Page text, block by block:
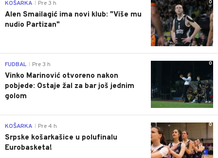
0
KOŠARKA Pre 3 h
Alen Smailagić ima novi klub: "Više mu
nudio Partizan"
0
FUDBAL Pre 3 h
Vinko Marinović otvoreno nakon
pobjede: Ostaje žal za bar još jednim
golom
0
KOŠARKA Pre 4 h
Srpske košarkašice u polufinalu
Eurobasketa!